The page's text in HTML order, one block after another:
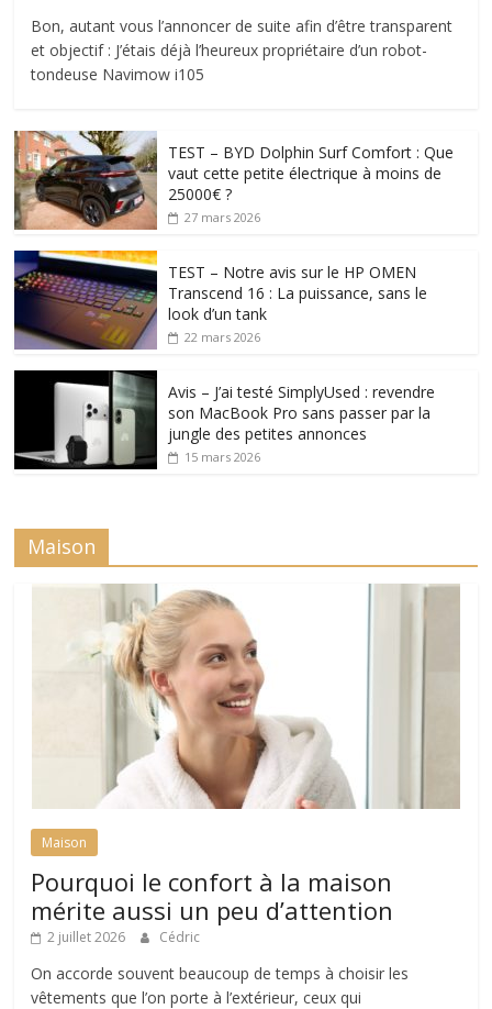
Bon, autant vous l’annoncer de suite afin d’être transparent
et objectif : J’étais déjà l’heureux propriétaire d’un robot-
tondeuse Navimow i105
TEST – BYD Dolphin Surf Comfort : Que
vaut cette petite électrique à moins de
25000€ ?
27 mars 2026
TEST – Notre avis sur le HP OMEN
Transcend 16 : La puissance, sans le
look d’un tank
22 mars 2026
Avis – J’ai testé SimplyUsed : revendre
son MacBook Pro sans passer par la
jungle des petites annonces
15 mars 2026
Maison
Maison
Pourquoi le confort à la maison
mérite aussi un peu d’attention
2 juillet 2026 Cédric
On accorde souvent beaucoup de temps à choisir les
vêtements que l’on porte à l’extérieur, ceux qui